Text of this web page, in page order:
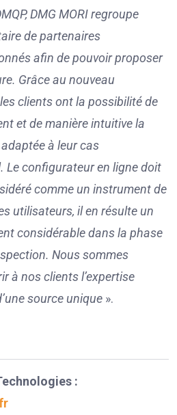
DMG MORI regroupe
de partenaires
afin de pouvoir proposer
Grâce au nouveau
clients ont la possibilité de
et de manière intuitive la
à leur cas
Le configurateur en ligne doit
comme un instrument de
utilisateurs, il en résulte un
considérable dans la phase
Nous sommes
à nos clients l’expertise
source unique ».
: